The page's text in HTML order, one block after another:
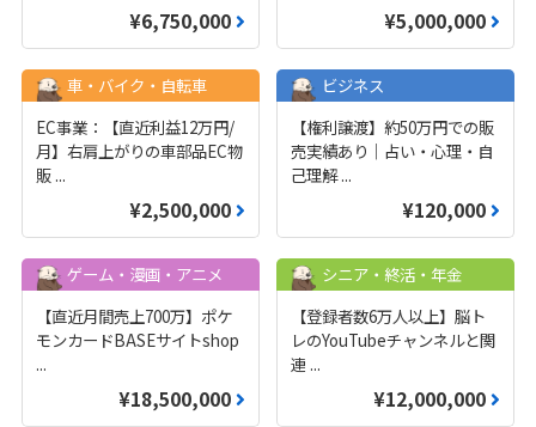
¥6,750,000 ¥5,000,000
車・バイク・自転車
EC事業：【直近利益12万円/
月】右肩上がりの車部品EC物
販 ...
¥2,500,000
ビジネス
【権利譲渡】約50万円での販
売実績あり｜占い・心理・自
己理解...
¥120,000
ゲーム・漫画・アニメ
【直近月間売上700万】ポケ
モンカードBASEサイトshop
...
¥18,500,000
シニア・終活・年金
【登録者数6万人以上】脳ト
レのYouTubeチャンネルと関
連 ...
¥12,000,000